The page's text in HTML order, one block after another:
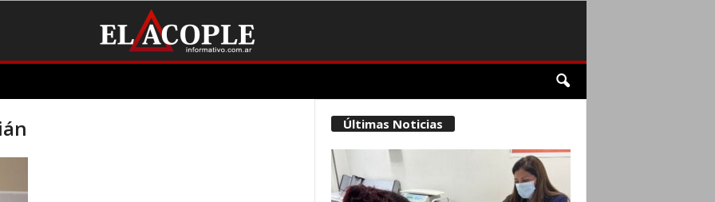
Últimas Noticias